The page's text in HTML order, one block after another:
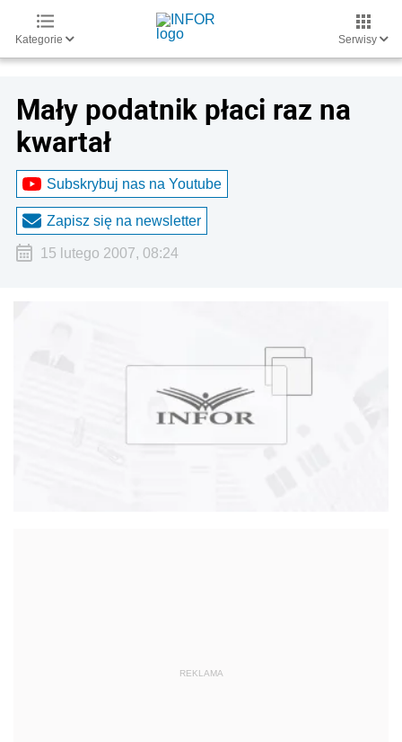
Kategorie Serwisy
Mały podatnik płaci raz na
kwartał
Subskrybuj nas na Youtube
Zapisz się na newsletter
15 lutego 2007, 08:24